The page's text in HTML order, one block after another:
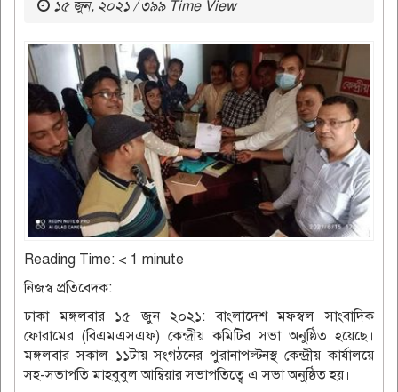
১৫ জুন, ২০২১ / ৩৯৯ Time View
Reading Time: < 1 minute
নিজস্ব প্রতিবেদক:
ঢাকা মঙ্গলবার ১৫ জুন ২০২১: বাংলাদেশ মফস্বল সাংবাদিক
ফোরামের (বিএমএসএফ) কেন্দ্রীয় কমিটির সভা অনুষ্ঠিত হয়েছে।
মঙ্গলবার সকাল ১১টায় সংগঠনের পুরানাপল্টনস্থ কেন্দ্রীয় কার্যালয়ে
সহ-সভাপতি মাহবুবুল আম্বিয়ার সভাপতিত্বে এ সভা অনুষ্ঠিত হয়।